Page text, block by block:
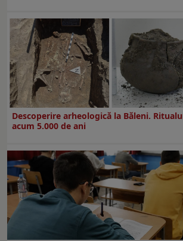
Descoperire arheologică la Băleni.
acum 5.000 de ani